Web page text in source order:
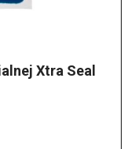
Xtra Seal